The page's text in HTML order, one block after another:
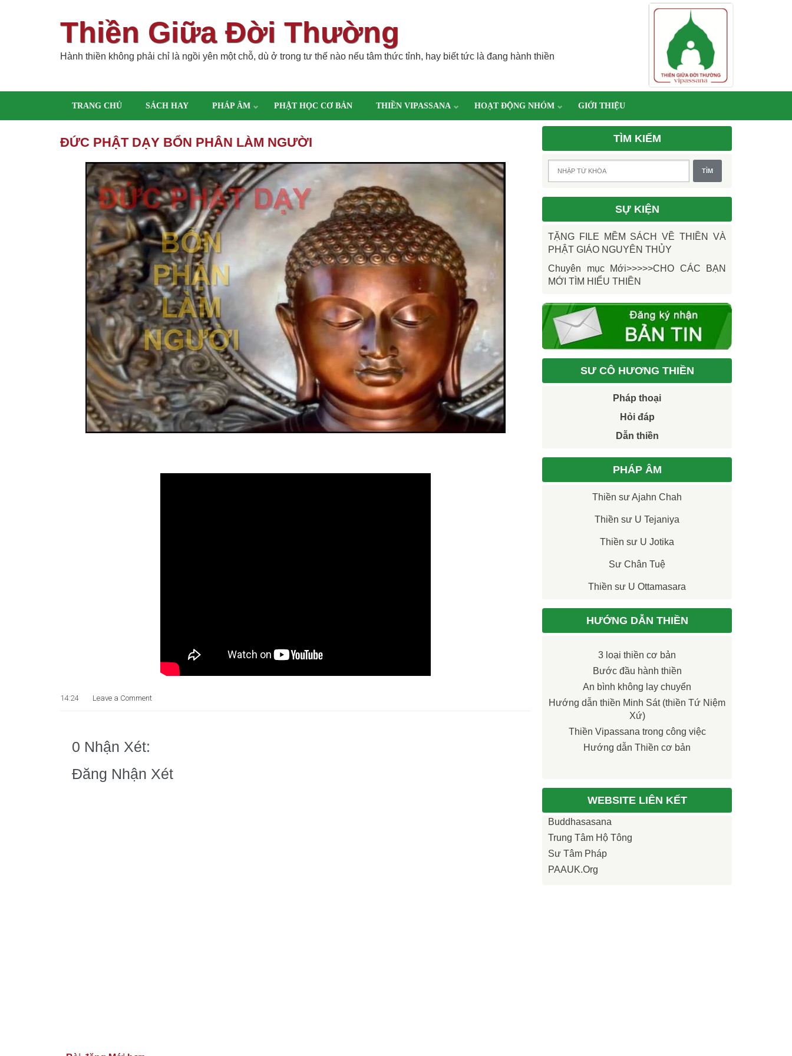
Thiền Giữa Đời Thường
Hành thiền không phải chỉ là ngồi yên một chỗ, dù ở trong tư thế nào nếu tâm thức tỉnh, hay biết tức là đang hành thiền
TRANG CHỦ SÁCH HAY PHÁP ÂM PHẬT HỌC CƠ BẢN THIỀN VIPASSANA HOẠT ĐỘNG NHÓM GIỚI THIỆU
ĐỨC PHẬT DẠY BỔN PHÂN LÀM NGƯỜI
14:24 Leave a Comment
0 Nhận Xét:
Đăng Nhận Xét
TÌM KIẾM
SỰ KIỆN
TẶNG FILE MỀM SÁCH VỀ THIỀN VÀ
PHẬT GIÁO NGUYÊN THỦY
Chuyên mục Mới>>>>>CHO CÁC BẠN
MỚI TÌM HIỂU THIỀN
SƯ CÔ HƯƠNG THIỀN
Pháp thoại
Hỏi đáp
Dẫn thiền
PHÁP ÂM
Thiền sư Ajahn Chah
Thiền sư U Tejaniya
Thiền sư U Jotika
Sư Chân Tuệ
Thiền sư U Ottamasara
HƯỚNG DẪN THIỀN
3 loại thiền cơ bản
Bước đầu hành thiền
An bình không lay chuyển
Hướng dẫn thiền Minh Sát (thiền Tứ Niệm
Xứ)
Thiền Vipassana trong công việc
Hướng dẫn Thiền cơ bản
WEBSITE LIÊN KẾT
Buddhasasana
Trung Tâm Hộ Tông
Sư Tâm Pháp
PAAUK.org